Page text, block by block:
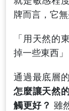
牌而言，它
「用天然的
掉一些東西」
通過最底層
怎麼讓天然
觸更好？ 雖